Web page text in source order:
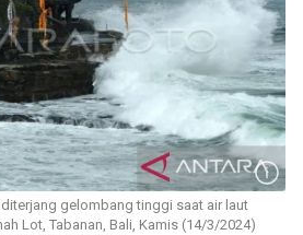
gelombang tinggi saat air laut
Lot, Tabanan, Bali, Kamis (14/3/2024)